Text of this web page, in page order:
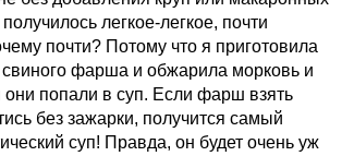
легкое-легкое, почти
почти? Потому что я приготовила
свиного фарша и обжарила морковь и
они попали в суп. Если фарш взять
без зажарки, получится самый
суп! Правда, он будет очень уж